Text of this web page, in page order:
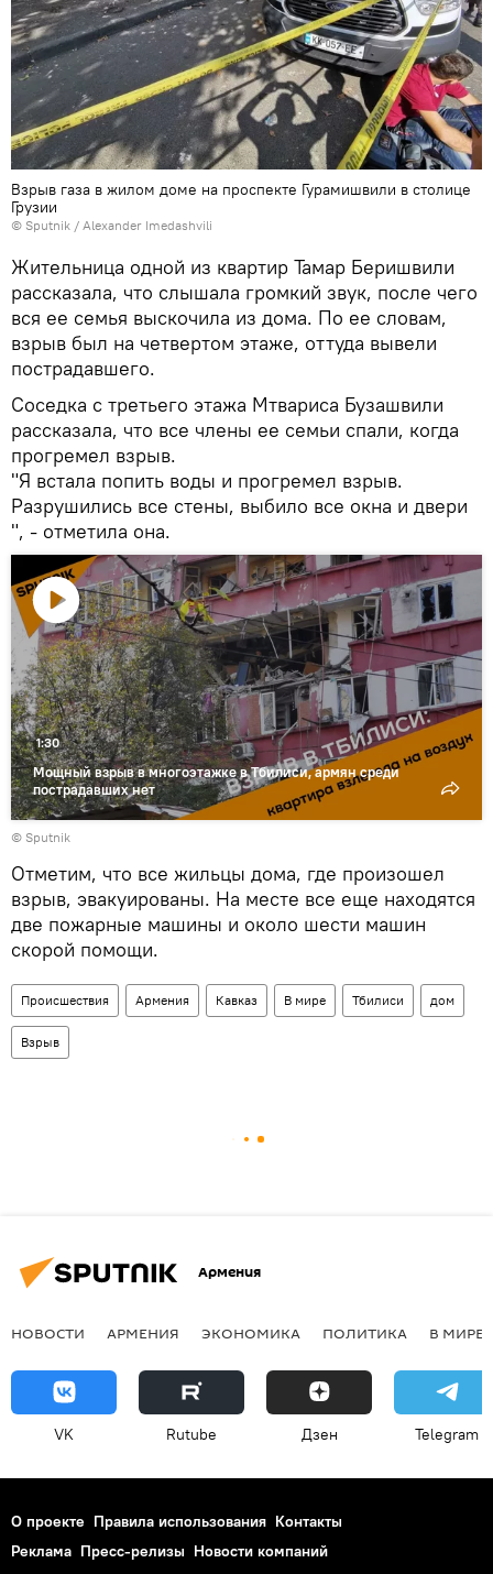
Взрыв газа в жилом доме на проспекте Гурамишвили в столице
Грузии
© Sputnik / Alexander Imedashvili
Жительница одной из квартир Тамар Беришвили
рассказала, что слышала громкий звук, после чего
вся ее семья выскочила из дома. По ее словам,
взрыв был на четвертом этаже, оттуда вывели
пострадавшего.
Соседка с третьего этажа Мтвариса Бузашвили
рассказала, что все члены ее семьи спали, когда
прогремел взрыв.
"Я встала попить воды и прогремел взрыв.
Разрушились все стены, выбило все окна и двери
", - отметила она.
Воспроизвести
видео
Мощный взрыв в многоэтажке в Тбилиси, армян среди
пострадавших нет
1:30
© Sputnik
Отметим, что все жильцы дома, где произошел
взрыв, эвакуированы. На месте все еще находятся
две пожарные машины и около шести машин
скорой помощи.
Происшествия Армения Кавказ В мире Тбилиси дом
Взрыв
Армения
НОВОСТИ АРМЕНИЯ ЭКОНОМИКА ПОЛИТИКА В МИРЕ
VK Rutube Дзен Telegram
О проекте Правила использования Контакты
Реклама Пресс-релизы Новости компаний